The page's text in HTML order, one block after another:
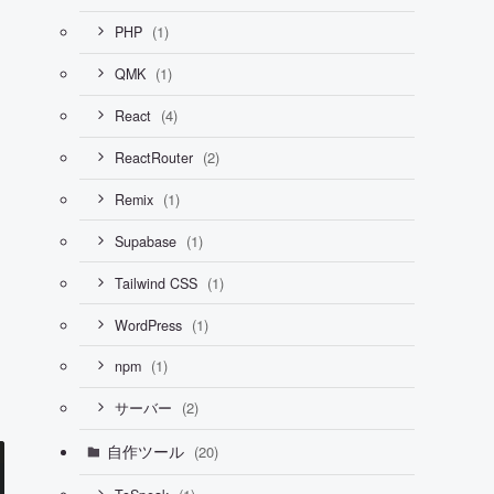
PHP (1)
QMK (1)
React (4)
ReactRouter (2)
Remix (1)
Supabase (1)
Tailwind CSS (1)
WordPress (1)
npm (1)
サーバー (2)
自作ツール (20)